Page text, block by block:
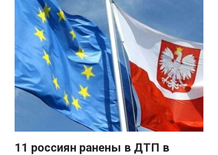
11 россиян ранены в ДТП в